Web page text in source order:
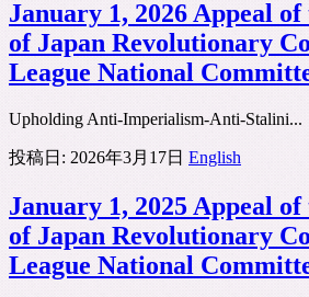
January 1, 2026 Appeal
of Japan Revolutionary
League National
Upholding Anti-Imperialism-Anti-Stalini...
投稿日: 2026年3月17日 English
January 1, 2025 Appeal
of Japan Revolutionary
League National